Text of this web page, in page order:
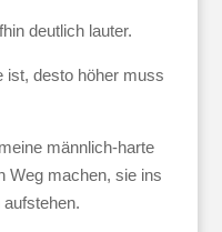
deutlich lauter.
ist, desto höher muss
männlich-harte
Weg machen, sie ins